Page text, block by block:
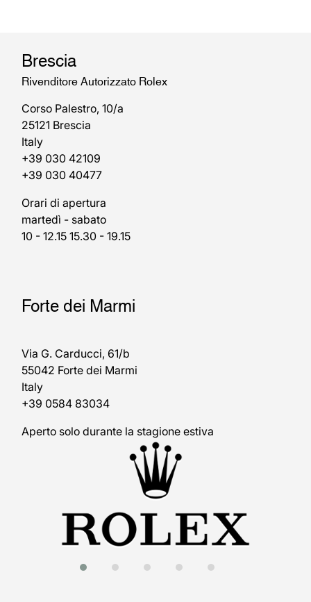
Brescia
Rivenditore Autorizzato Rolex
Corso Palestro, 10/a
25121 Brescia
Italy
+39 030 42109
+39 030 40477
Orari di apertura
martedì - sabato
10 - 12.15 15.30 - 19.15
Forte dei Marmi
Via G. Carducci, 61/b
55042 Forte dei Marmi
Italy
+39 0584 83034
Aperto solo durante la stagione estiva